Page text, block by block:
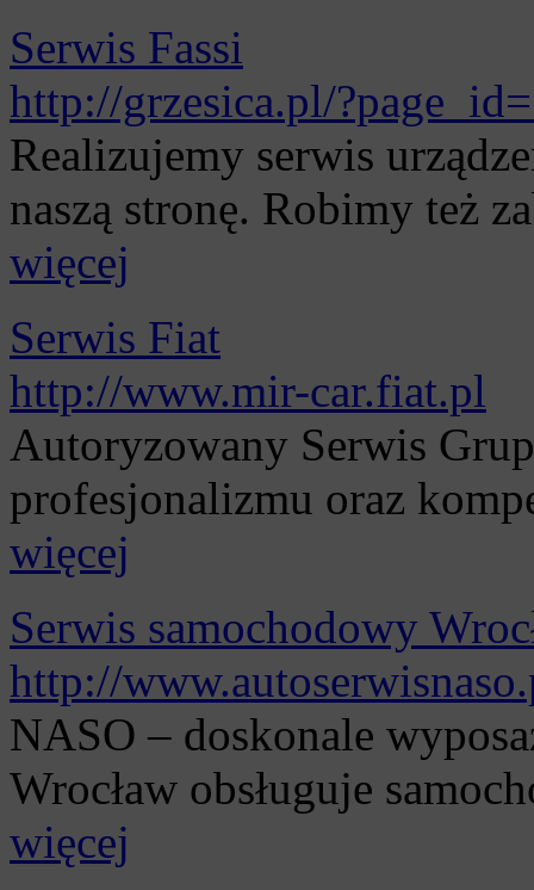
Serwis Fassi
http://grzesica.pl/
Realizujemy serwis
naszą stronę. Robimy też
więcej
Serwis Fiat
http://www.mir-car.fiat.pl
Autoryzowany Serwis
profesjonalizmu oraz
więcej
Serwis samochodowy
http://
NASO – doskonale
Wrocław obsługuje
więcej